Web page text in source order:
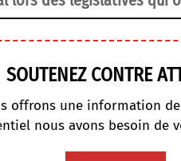
SOUTENEZ CONTRE
offrons une information
nous avons besoin de